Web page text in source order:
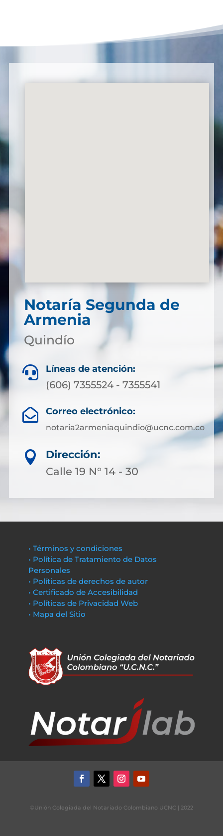
Notaría Segunda de
Armenia
Quindío
 Líneas de atención:
(606) 7355524 - 7355541
 Correo electrónico:
notaria2armeniaquindio@ucnc.com.co

Dirección:
Calle 19 N° 14 - 30
• Términos y condiciones
• Política de Tratamiento de Datos
Personales
• Políticas de derechos de autor
• Certificado de Accesibilidad
• Políticas de Privacidad Web
• Mapa del Sitio
©Unión Colegiada del Notariado Colombiano UCNC | 2022